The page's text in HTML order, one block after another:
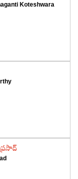
Koteshwara